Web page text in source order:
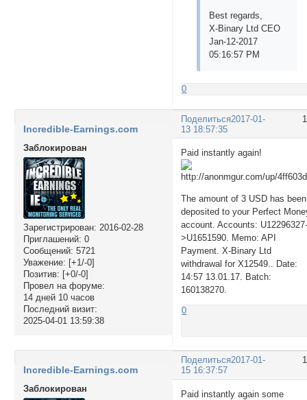
Best regards,
X-Binary Ltd CEO
Jan-12-2017
05:16:57 PM
0
Поделиться2017-01-
13 18:57:35
Incredible-Earnings.com
Заблокирован
Зарегистрирован: 2016-02-28
Приглашений: 0
Сообщений: 5721
Уважение: [+1/-0]
Позитив: [+0/-0]
Провел на форуме:
14 дней 10 часов
Последний визит:
2025-04-01 13:59:38
Paid instantly again!
The amount of 3 USD has been
deposited to your Perfect
account. Accounts:
>U1651590. Memo: API
Payment. X-Binary Ltd
withdrawal for X12549.. Date:
14:57 13.01.17. Batch:
160138270.
0
Поделиться2017-01-
15 16:37:57
Incredible-Earnings.com
Заблокирован
Paid instantly again some